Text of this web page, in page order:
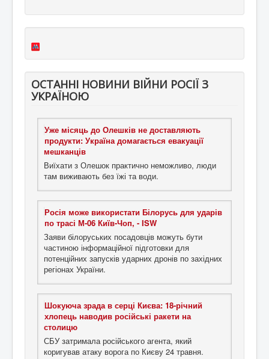
ОСТАННІ НОВИНИ ВІЙНИ РОСІЇ З
УКРАЇНОЮ
Уже місяць до Олешків не доставляють
продукти: Україна домагається евакуації
мешканців
Виїхати з Олешок практично неможливо, люди
там виживають без їжі та води.
Росія може використати Білорусь для ударів
по трасі М-06 Київ-Чоп, - ISW
Заяви білоруських посадовців можуть бути
частиною інформаційної підготовки для
потенційних запусків ударних дронів по західних
регіонах України.
Шокуюча зрада в серці Києва: 18-річний
хлопець наводив російські ракети на
столицю
СБУ затримала російського агента, який
коригував атаку ворога по Києву 24 травня.